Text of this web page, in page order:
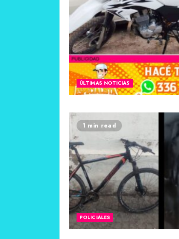
ÚLTIMAS NOTICIAS
1 min read
POLICIALES